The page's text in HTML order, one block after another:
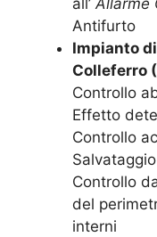
all’Allarme
Antifurto
Impianto
Colleferro
Controllo
Effetto
Controllo
Controllo
del
interni